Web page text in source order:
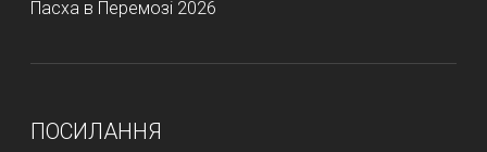
Пасха в Перемозі 2026
ПОСИЛАННЯ